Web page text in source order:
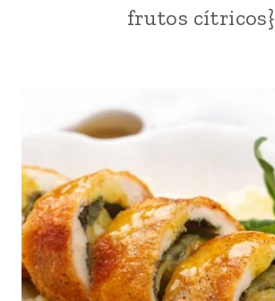
LIMÓN
|
POSTRES
|
RECETAS
PARA
EL
frutos cítricos}